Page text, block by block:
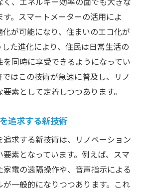
。スマートメーターの活用によ
化が可能になり、住まいのエコ化が
た進化により、住民は日常生活の
同時に享受できるようになってい
はこの技術が急速に普及し、リノ
素として定着しつつあります。
追求する新技術
求する新技術は、リノベーション
素となっています。例えば、スマ
電の遠隔操作や、音声指示による
一般的になりつつあります。これ